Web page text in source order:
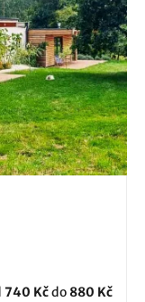
740 Kčdo 880 Kč